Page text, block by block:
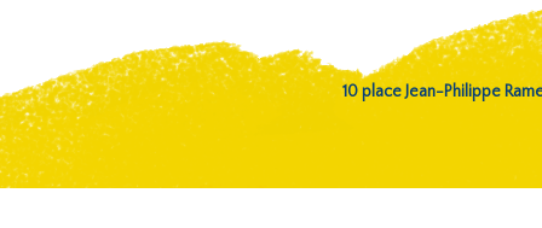
10 place Jean-Philippe